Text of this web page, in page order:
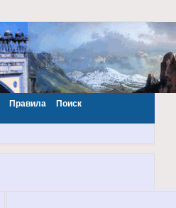
Правила
Поиск